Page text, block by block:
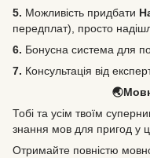
5. Можливість придбати
передплат), просто
6. Бонусна система для
7. Консультація від
Тобі та усім твоїм
знання мов для пригод у
Отримайте повністю